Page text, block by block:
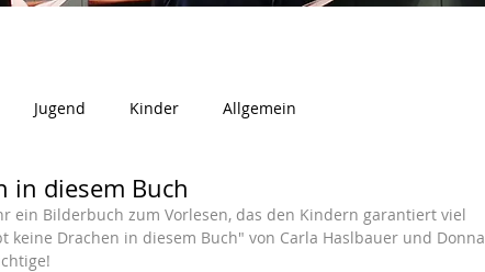
Jugend Kinder Allgemein
in diesem Buch
ein Bilderbuch zum Vorlesen, das den Kindern garantiert viel
keine Drachen in diesem Buch" von Carla Haslbauer und Donna